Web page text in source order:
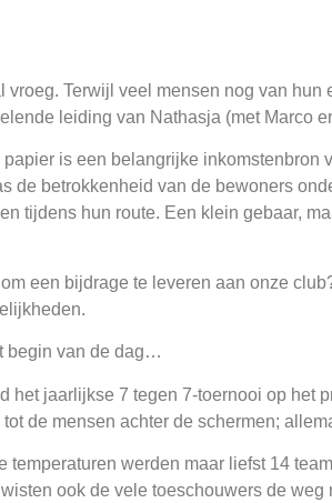
vroeg. Terwijl veel mensen nog van
leiding van Nathasja (met Marco
is een belangrijke
de betrokkenheid van de bewoners
tijdens hun route. Een klein gebaar,
een bijdrage te leveren aan onze
begin van de dag…
het jaarlijkse 7 tegen 7-toernooi op het
de mensen achter de schermen;
temperaturen werden maar liefst 14
ook de vele toeschouwers de